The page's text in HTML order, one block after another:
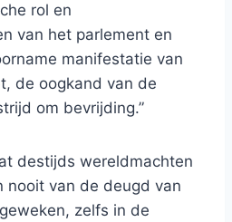
rol en
van het parlement en
manifestatie van
de oogkand van de
om bevrijding.”
destijds wereldmachten
nooit van de deugd van
zelfs in de